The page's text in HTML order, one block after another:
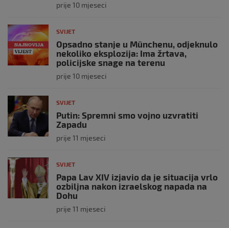
prije 10 mjeseci
SVIJET
Opsadno stanje u Münchenu, odjeknulo
nekoliko eksplozija: Ima žrtava,
policijske snage na terenu
prije 10 mjeseci
SVIJET
Putin: Spremni smo vojno uzvratiti
Zapadu
prije 11 mjeseci
SVIJET
Papa Lav XIV izjavio da je situacija vrlo
ozbiljna nakon izraelskog napada na
Dohu
prije 11 mjeseci